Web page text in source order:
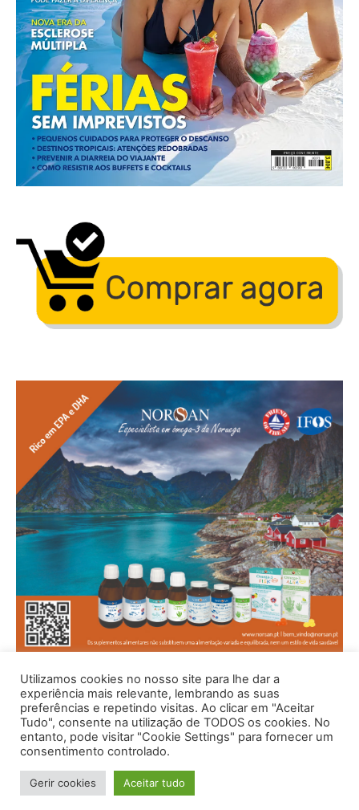
© 1996 - 2026 -Saúde e Bem Estar - Hosted and Designed By
Utilizamos cookies no nosso site para lhe dar a
experiência mais relevante, lembrando as suas
preferências e repetindo visitas. Ao clicar em "Aceitar
Tudo", consente na utilização de TODOS os cookies. No
entanto, pode visitar "Cookie Settings" para fornecer um
consentimento controlado.
Gerir cookies Aceitar tudo